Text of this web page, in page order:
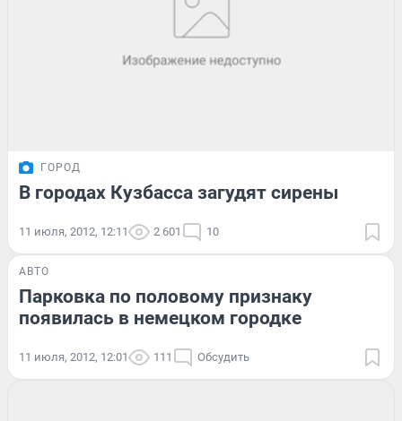
ГОРОД
В городах Кузбасса загудят сирены
11 июля, 2012, 12:11 2 601 10
АВТО
Парковка по половому признаку
появилась в немецком городке
11 июля, 2012, 12:01 111 Обсудить